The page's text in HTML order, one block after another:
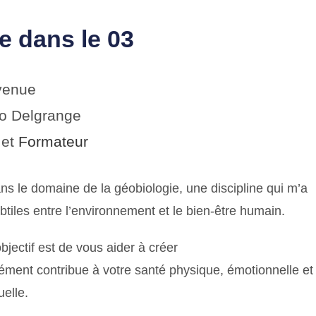
dans le 03
Delgrange
Formateur
le domaine de la géobiologie, une discipline qui m’a
entre l’environnement et le bien-être humain.
est de vous aider à créer
contribue à votre santé physique, émotionnelle et